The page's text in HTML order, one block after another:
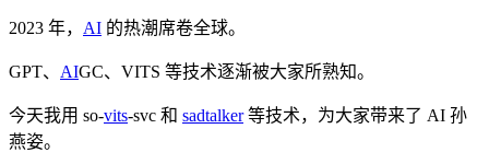
2023 年， AI 的热潮席卷全球。
GPT、 AIGC、VITS 等技术逐渐被大家所熟知。
今天我用 so-vits-svc 和 sadtalker等技术，为大家带来了 AI 孙
燕姿。